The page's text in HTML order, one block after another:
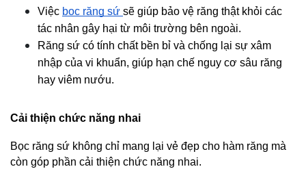
Việc bọc răng sứ sẽ giúp bảo vệ răng thật khỏi các
tác nhân gây hại từ môi trường bên ngoài.
Răng sứ có tính chất bền bỉ và chống lại sự xâm
nhập của vi khuẩn, giúp hạn chế nguy cơ sâu răng
hay viêm nướu.
Cải thiện chức năng nhai
Bọc răng sứ không chỉ mang lại vẻ đẹp cho hàm răng mà
còn góp phần cải thiện chức năng nhai.